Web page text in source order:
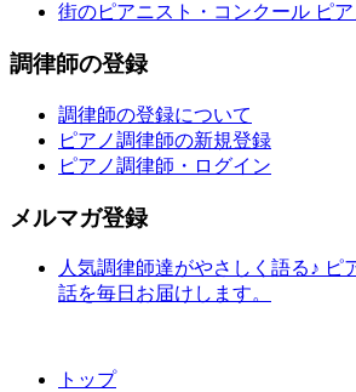
街のピアニスト・コンクール ピ
調律師の登録
調律師の登録について
ピアノ調律師の新規登録
ピアノ調律師・ログイン
メルマガ登録
人気調律師達がやさしく語る♪ ピ
話を毎日お届けします。
トップ